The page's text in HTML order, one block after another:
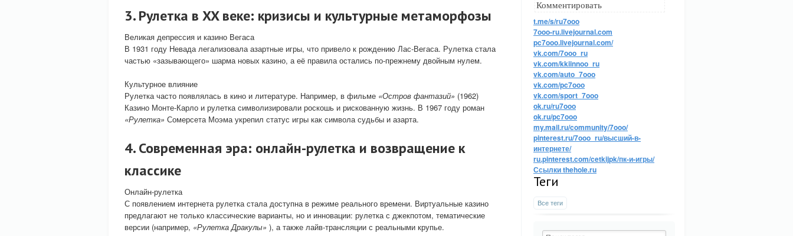
Комментировать
t.me/s/ru7ooo
7ooo-ru.livejournal.com
pc7ooo.livejournal.com/
vk.com/7ooo_ru
vk.com/kkiinnoo_ru
vk.com/auto_7ooo
vk.com/pc7ooo
vk.com/sport_7ooo
ok.ru/ru7ooo
ok.ru/pc7ooo
my.mail.ru/community/7ooo/
pinterest.ru/7ooo_ru/высший-в-
интернете/
ru.pinterest.com/cetkijpk/пк-и-игры/
Ссылки thehole.ru
Теги
Все теги
3. Рулетка в XX веке: кризисы и культурные метаморфозы
Великая депрессия и казино Вегаса
В 1931 году Невада легализовала азартные игры, что привело к рождению Лас-Вегаса. Рулетка стала
частью «зазывающего» шарма новых казино, а её правила остались по-прежнему двойным нулем.
Культурное влияние
Рулетка часто появлялась в кино и литературе. Например, в фильме «Остров фантазий» (1962)
Казино Монте-Карло и рулетка символизировали роскошь и рискованную жизнь. В 1967 году роман
«Рулетка» Сомерсета Моэма укрепил статус игры как символа судьбы и азарта.
4. Современная эра: онлайн-рулетка и возвращение к
классике
Онлайн-рулетка
С появлением интернета рулетка стала доступна в режиме реального времени. Виртуальные казино
предлагают не только классические варианты, но и инновации: рулетка с джекпотом, тематические
версии (например, «Рулетка Дракулы» ), а также лайв-трансляции с реальными крупье.